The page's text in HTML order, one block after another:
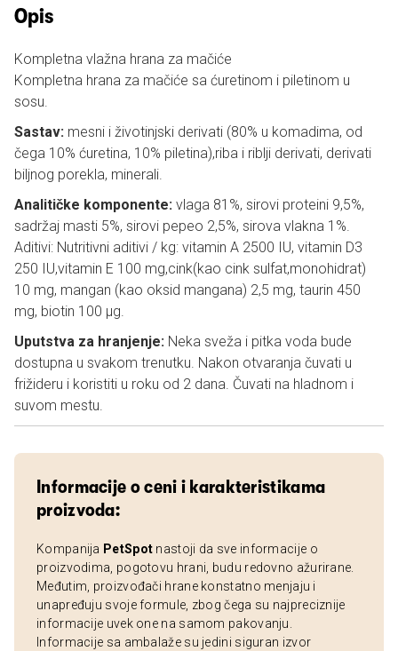
Opis
Kompletna vlažna hrana za mačiće
Kompletna hrana za mačiće sa ćuretinom i piletinom u
sosu.
Sastav: mesni i životinjski derivati (80% u komadima, od
čega 10% ćuretina, 10% piletina),riba i riblji derivati, derivati
biljnog porekla, minerali.
Analitičke komponente: vlaga 81%, sirovi proteini 9,5%,
sadržaj masti 5%, sirovi pepeo 2,5%, sirova vlakna 1%.
Aditivi: Nutritivni aditivi / kg: vitamin A 2500 IU, vitamin D3
250 IU,vitamin E 100 mg,cink(kao cink sulfat,monohidrat)
10 mg, mangan (kao oksid mangana) 2,5 mg, taurin 450
mg, biotin 100 µg.
Uputstva za hranjenje: Neka sveža i pitka voda bude
dostupna u svakom trenutku. Nakon otvaranja čuvati u
frižideru i koristiti u roku od 2 dana. Čuvati na hladnom i
suvom mestu.
Informacije o ceni i karakteristikama
proizvoda:
Kompanija PetSpot nastoji da sve informacije o
proizvodima, pogotovu hrani, budu redovno ažurirane.
Međutim, proizvođači hrane konstatno menjaju i
unapređuju svoje formule, zbog čega su najpreciznije
informacije uvek one na samom pakovanju.
Informacije sa ambalaže su jedini siguran izvor